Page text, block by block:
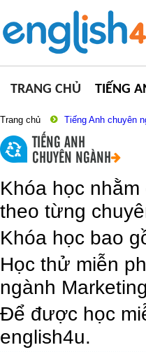
TRANG CHỦ TIẾNG
Trang chủ Tiếng Anh chuyên
TIẾNG ANH
CHUYÊN NGÀNH
Khóa học
theo từng
Khóa học bao
Học thử miễn
ngành
Để được học
english4u.